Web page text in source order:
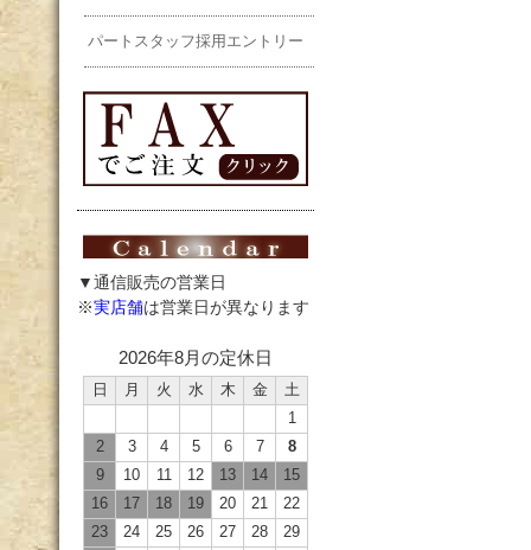
パートスタッフ採用エントリー
▼通信販売の営業日
※実店舗は営業日が異なります
2026年8月の定休日
日 月 火 水 木 金
土
1
2
3 4 5 6 7
8
9
10 11 12 13 14
15
16
17 18 19 20 21
22
23
24 25 26 27 28
29